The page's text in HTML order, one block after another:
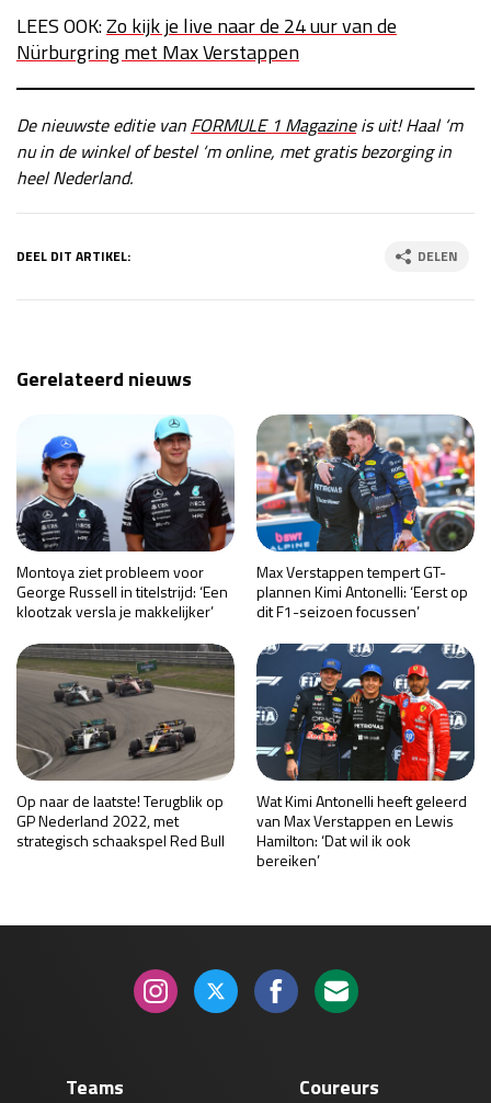
LEES OOK:Zo kijk je live naar de 24 uur van de
Nürburgring met Max Verstappen
De nieuwste editie van FORMULE 1 Magazineis uit! Haal ‘m
nu in de winkel of bestel ‘m online, met gratis bezorging in
heel Nederland.
DEEL DIT ARTIKEL: DELEN
Gerelateerd nieuws
Montoya ziet probleem voor
George Russell in titelstrijd: ‘Een
klootzak versla je makkelijker’
Max Verstappen tempert GT-
plannen Kimi Antonelli: ‘Eerst op
dit F1-seizoen focussen’
Op naar de laatste! Terugblik op
GP Nederland 2022, met
strategisch schaakspel Red Bull
Wat Kimi Antonelli heeft geleerd
van Max Verstappen en Lewis
Hamilton: ‘Dat wil ik ook
bereiken’
Teams Coureurs